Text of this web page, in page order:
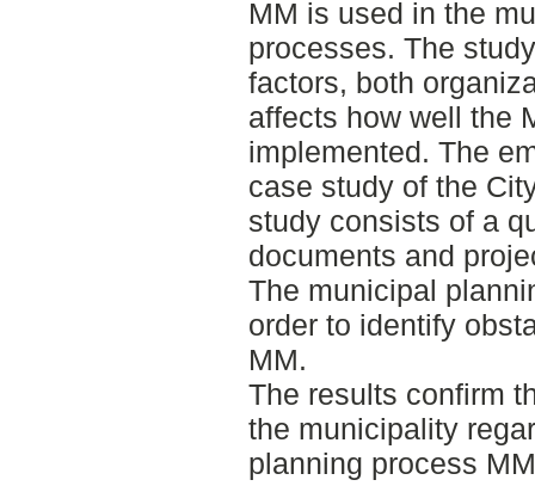
MM is used in the
processes. The
factors, both
affects how well the
implemented. The
case study of the
study consists of a
documents and
The municipal
order to identify
MM.
The results confirm
the municipality
planning process